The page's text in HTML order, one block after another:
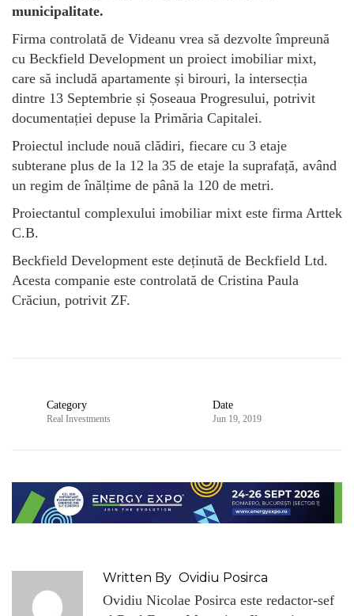
municipalitate.
Firma controlată de Videanu vrea să dezvolte împreună
cu Beckfield Development un proiect imobiliar mixt,
care să includă apartamente și birouri, la intersecția
dintre 13 Septembrie și Șoseaua Progresului, potrivit
documentației depuse la Primăria Capitalei.
Proiectul include nouă clădiri, fiecare cu 3 etaje
subterane plus de la 12 la 35 de etaje la suprafață, având
un regim de înălțime de până la 120 de metri.
Proiectantul complexului imobiliar mixt este firma Arttek
C.B.
Beckfield Development este deținută de Beckfield Ltd.
Acesta companie este controlată de Cristina Paula
Crăciun, potrivit ZF.
Category
Real Investments
Date
Jun 19, 2019
Written By Ovidiu Posirca
Ovidiu Nicolae Posirca este redactor-sef